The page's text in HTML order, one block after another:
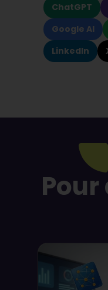
ChatGPT
Google AI
LinkedIn